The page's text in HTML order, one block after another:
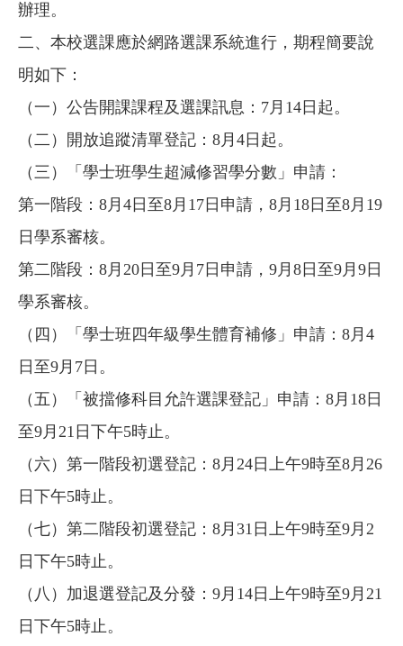
辦理。
二、本校選課應於網路選課系統進行，期程簡要說
明如下：
（一）公告開課課程及選課訊息：7月14日起。
（二）開放追蹤清單登記：8月4日起。
（三）「學士班學生超減修習學分數」申請：
第一階段：8月4日至8月17日申請，8月18日至8月19
日學系審核。
第二階段：8月20日至9月7日申請，9月8日至9月9日
學系審核。
（四）「學士班四年級學生體育補修」申請：8月4
日至9月7日。
（五）「被擋修科目允許選課登記」申請：8月18日
至9月21日下午5時止。
（六）第一階段初選登記：8月24日上午9時至8月26
日下午5時止。
（七）第二階段初選登記：8月31日上午9時至9月2
日下午5時止。
（八）加退選登記及分發：9月14日上午9時至9月21
日下午5時止。